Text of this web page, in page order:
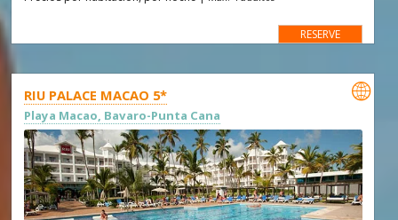
RESERVE
RIU PALACE MACAO 5*
Playa Macao, Bavaro-Punta Cana
